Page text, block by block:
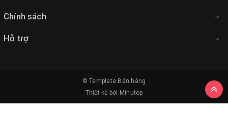
Chính sách
Hỗ trợ
© Template Bán hàng
Thiết kế bởi Minutop